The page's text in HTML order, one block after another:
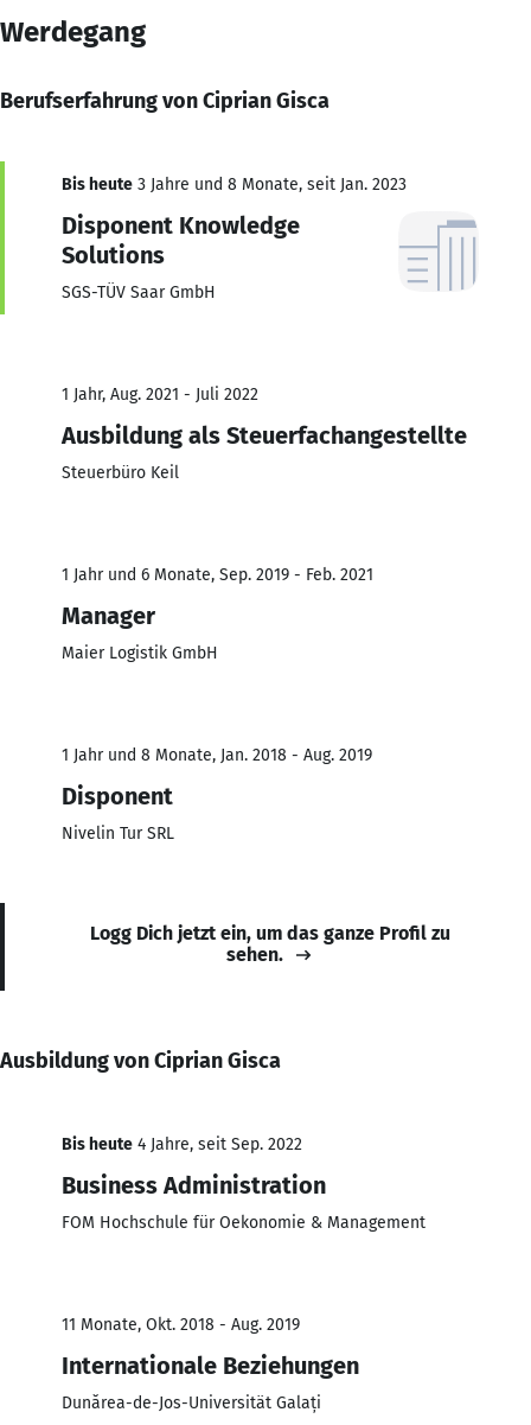
Werdegang
Berufserfahrung von Ciprian Gisca
Bis heute 3 Jahre und 8 Monate, seit Jan. 2023
Disponent Knowledge
Solutions
SGS-TÜV Saar GmbH
1 Jahr, Aug. 2021 - Juli 2022
Ausbildung als Steuerfachangestellte
Steuerbüro Keil
1 Jahr und 6 Monate, Sep. 2019 - Feb. 2021
Manager
Maier Logistik GmbH
1 Jahr und 8 Monate, Jan. 2018 - Aug. 2019
Disponent
Nivelin Tur SRL
Logg Dich jetzt ein, um das ganze Profil zu
sehen.
Ausbildung von Ciprian Gisca
Bis heute 4 Jahre, seit Sep. 2022
Business Administration
FOM Hochschule für Oekonomie & Management
11 Monate, Okt. 2018 - Aug. 2019
Internationale Beziehungen
Dunărea-de-Jos-Universität Galați